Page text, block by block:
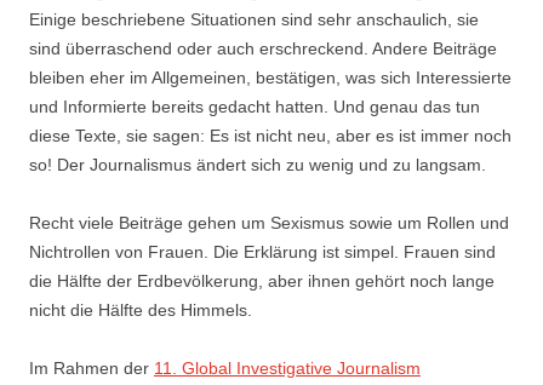
Einige beschriebene Situationen sind sehr anschaulich, sie
sind überraschend oder auch erschreckend. Andere Beiträge
bleiben eher im Allgemeinen, bestätigen, was sich Interessierte
und Informierte bereits gedacht hatten. Und genau das tun
diese Texte, sie sagen: Es ist nicht neu, aber es ist immer noch
so! Der Journalismus ändert sich zu wenig und zu langsam.
Recht viele Beiträge gehen um Sexismus sowie um Rollen und
Nichtrollen von Frauen. Die Erklärung ist simpel. Frauen sind
die Hälfte der Erdbevölkerung, aber ihnen gehört noch lange
nicht die Hälfte des Himmels.
Im Rahmen der 11. Global Investigative Journalism